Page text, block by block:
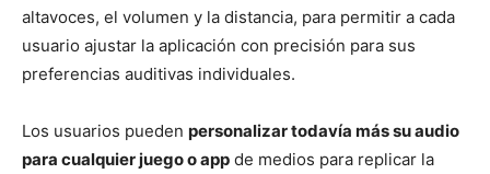
altavoces, el volumen y la distancia, para permitir a cada
usuario ajustar la aplicación con precisión para sus
preferencias auditivas individuales.
Los usuarios pueden personalizar todavía más su audio
para cualquier juego o app de medios para replicar la